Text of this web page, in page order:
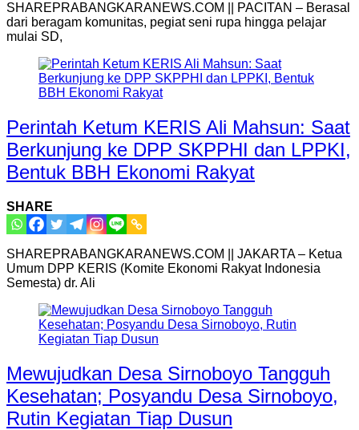
SHAREPRABANGKARANEWS.COM || PACITAN – Berasal
dari beragam komunitas, pegiat seni rupa hingga pelajar
mulai SD,
Perintah Ketum KERIS Ali Mahsun: Saat
Berkunjung ke DPP SKPPHI dan LPPKI,
Bentuk BBH Ekonomi Rakyat
SHARE
SHAREPRABANGKARANEWS.COM || JAKARTA – Ketua
Umum DPP KERIS (Komite Ekonomi Rakyat Indonesia
Semesta) dr. Ali
Mewujudkan Desa Sirnoboyo Tangguh
Kesehatan; Posyandu Desa Sirnoboyo,
Rutin Kegiatan Tiap Dusun